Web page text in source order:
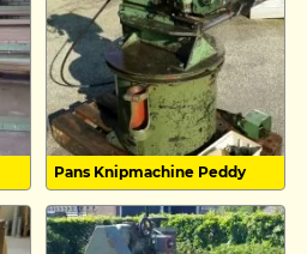
Pans Knipmachine Peddy